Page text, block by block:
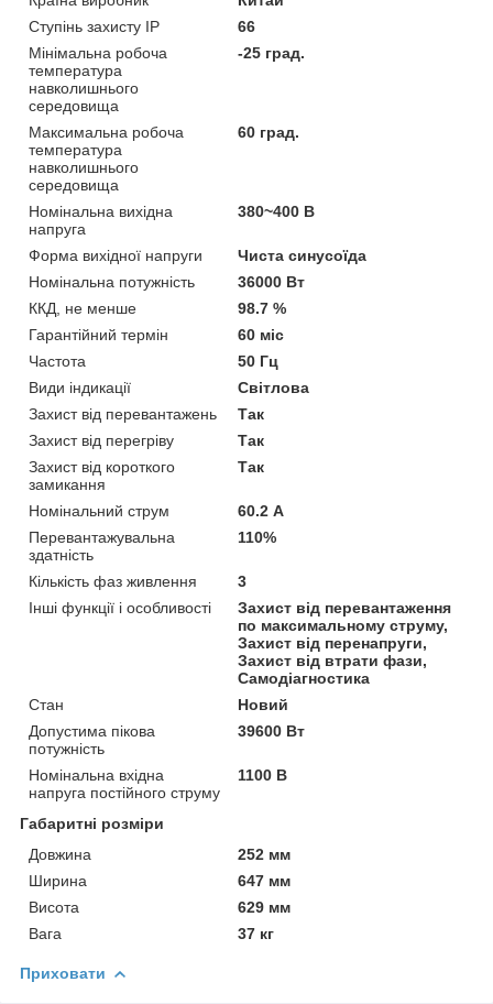
Ступінь захисту IP
66
Мінімальна робоча
температура
навколишнього
середовища
-25 град.
Максимальна робоча
температура
навколишнього
середовища
60 град.
Номінальна вихідна
напруга
380~400 В
Форма вихідної напруги
Чиста синусоїда
Номінальна потужність
36000 Вт
ККД, не менше
98.7 %
Гарантійний термін
60 міс
Частота
50 Гц
Види індикації
Світлова
Захист від перевантажень
Так
Захист від перегріву
Так
Захист від короткого
замикання
Так
Номінальний струм
60.2 А
Перевантажувальна
здатність
110%
Кількість фаз живлення
3
Інші функції і особливості
Захист від перевантаження
по максимальному струму,
Захист від перенапруги,
Захист від втрати фази,
Самодіагностика
Стан
Новий
Допустима пікова
потужність
39600 Вт
Номінальна вхідна
напруга постійного струму
1100 В
Габаритні розміри
Довжина
252 мм
Ширина
647 мм
Висота
629 мм
Вага
37 кг
Приховати